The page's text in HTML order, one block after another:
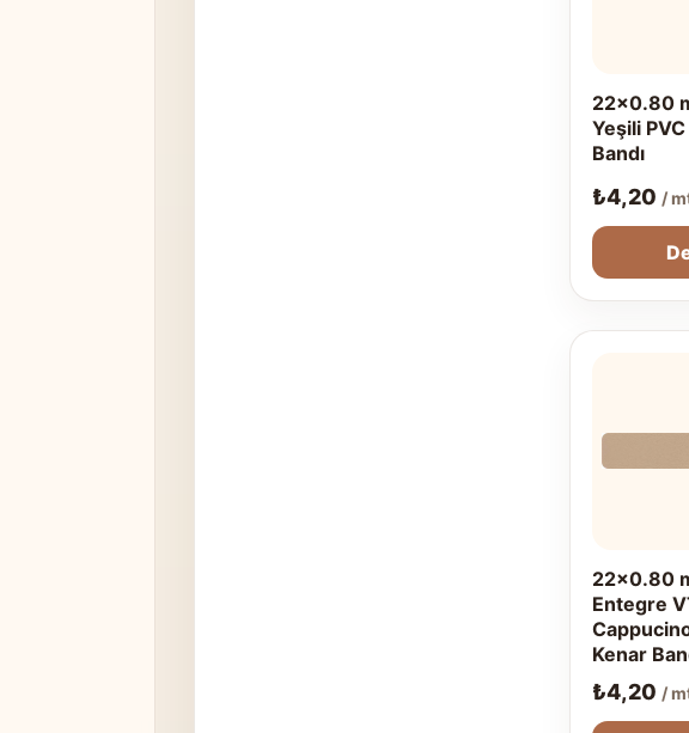
22x0.80
Yeşili
Bandı
₺4,20 /
22x0.80
Entegre
Kenar
₺4,20 /